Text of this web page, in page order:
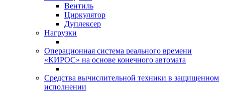
Вентиль
Циркулятор
Дуплексер
Нагрузки
Операционная система реального времени
«КИРОС» на основе конечного автомата
Средства вычислительной техники в защищенном
исполнении